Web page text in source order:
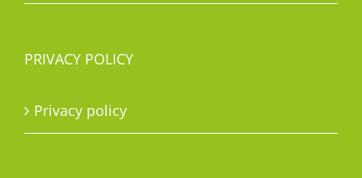
PRIVACY POLICY
Privacy policy